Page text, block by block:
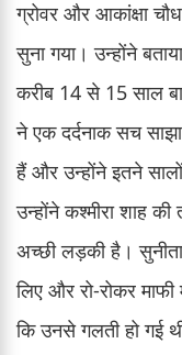
ग्रोवर और आकांक्षा
सुना गया। उन्होंने
करीब 14 से 15 साल
ने एक दर्दनाक सच
हैं और उन्होंने इतने
उन्होंने कश्मीरा शाह
अच्छी लड़की है।
लिए और रो-रोकर
कि उनसे गलती हो गई